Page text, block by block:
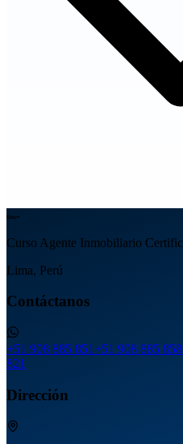
Curso Agente Inmobiliario
Lima, Perú
Contáctanos
+51 908 885 851+51 908 885 858
821
Dirección